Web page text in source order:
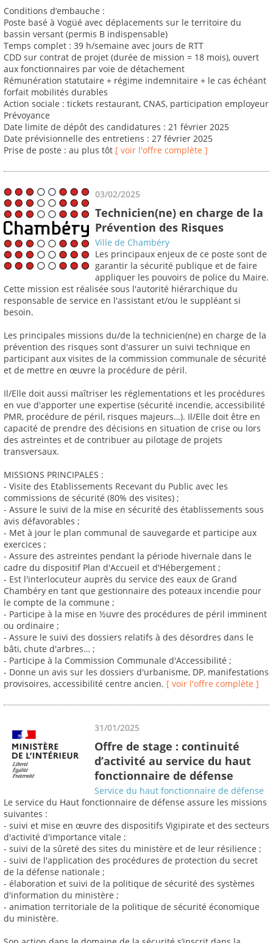
Conditions d’embauche :
Poste basé à Vogüé avec déplacements sur le territoire du
bassin versant (permis B indispensable)
Temps complet : 39 h/semaine avec jours de RTT
CDD sur contrat de projet (durée de mission = 18 mois), ouvert
aux fonctionnaires par voie de détachement
Rémunération statutaire + régime indemnitaire + le cas échéant
forfait mobilités durables
Action sociale : tickets restaurant, CNAS, participation employeur
Prévoyance
Date limite de dépôt des candidatures : 21 février 2025
Date prévisionnelle des entretiens : 27 février 2025
Prise de poste : au plus tôt [ voir l'offre complète ]
03/02/2025
Technicien(ne) en charge de la
Prévention des Risques
Ville de Chambéry
Les principaux enjeux de ce poste sont de
garantir la sécurité publique et de faire
appliquer les pouvoirs de police du Maire.
Cette mission est réalisée sous l'autorité hiérarchique du
responsable de service en l'assistant et/ou le suppléant si
besoin.
Les principales missions du/de la technicien(ne) en charge de la
prévention des risques sont d'assurer un suivi technique en
participant aux visites de la commission communale de sécurité
et de mettre en œuvre la procédure de péril.
Il/Elle doit aussi maîtriser les réglementations et les procédures
en vue d'apporter une expertise (sécurité incendie, accessibilité
PMR, procédure de péril, risques majeurs…). Il/Elle doit être en
capacité de prendre des décisions en situation de crise ou lors
des astreintes et de contribuer au pilotage de projets
transversaux.
MISSIONS PRINCIPALES :
- Visite des Etablissements Recevant du Public avec les
commissions de sécurité (80% des visites) ;
- Assure le suivi de la mise en sécurité des établissements sous
avis défavorables ;
- Met à jour le plan communal de sauvegarde et participe aux
exercices ;
- Assure des astreintes pendant la période hivernale dans le
cadre du dispositif Plan d'Accueil et d'Hébergement ;
- Est l'interlocuteur auprès du service des eaux de Grand
Chambéry en tant que gestionnaire des poteaux incendie pour
le compte de la commune ;
- Participe à la mise en ½uvre des procédures de péril imminent
ou ordinaire ;
- Assure le suivi des dossiers relatifs à des désordres dans le
bâti, chute d'arbres… ;
- Participe à la Commission Communale d'Accessibilité ;
- Donne un avis sur les dossiers d'urbanisme, DP, manifestations
provisoires, accessibilité centre ancien. [ voir l'offre complète ]
31/01/2025
Offre de stage : continuité
d’activité au service du haut
fonctionnaire de défense
Service du haut fonctionnaire de défense
Le service du Haut fonctionnaire de défense assure les missions
suivantes :
- suivi et mise en œuvre des dispositifs Vigipirate et des secteurs
d'activité d'importance vitale ;
- suivi de la sûreté des sites du ministère et de leur résilience ;
- suivi de l'application des procédures de protection du secret
de la défense nationale ;
- élaboration et suivi de la politique de sécurité des systèmes
d'information du ministère ;
- animation territoriale de la politique de sécurité économique
du ministère.